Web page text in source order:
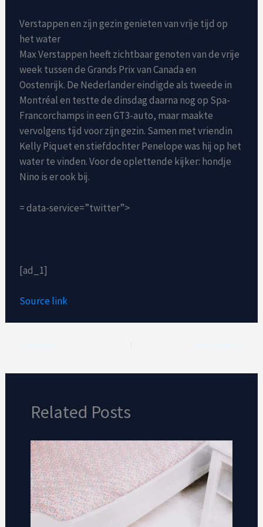
Verstappen en zijn gezin genieten van vrije tijd op
het water
Max Verstappen heeft zichtbaar genoten van de vrije
week tussen de Grands Prix van Canada en
Oostenrijk. De Nederlander eindigde als tweede in
Montréal en testte de dinsdag daarna nog op Spa-
Francorchamps in een GT3-auto, maar maakte
vervolgens tijd voor zijn gezin. Samen met vriendin
Kelly Piquet en stiefdochter Penelope was hij op het
water te vinden. Voor de oplettende kijker: hondje
Nino is er ook bij.
= data-service=”twitter”>
[ad_1]
Source link
Related Posts